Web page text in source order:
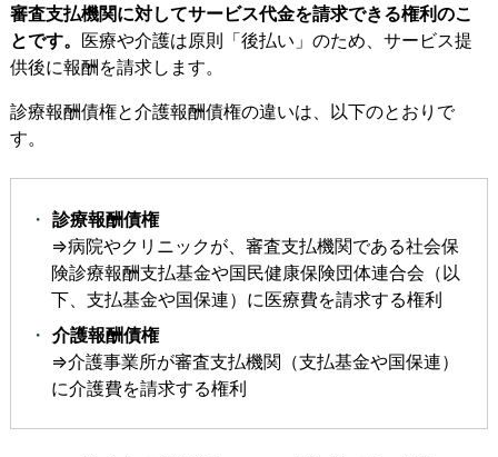
審査支払機関に対してサービス代金を請求できる権利のこ
とです。 医療や介護は原則「後払い」のため、サービス提
供後に報酬を請求します。
診療報酬債権と介護報酬債権の違いは、以下のとおりで
す。
診療報酬債権
⇒病院やクリニックが、審査支払機関である社会保
険診療報酬支払基金や国民健康保険団体連合会（以
下、支払基金や国保連）に医療費を請求する権利
介護報酬債権
⇒介護事業所が審査支払機関（支払基金や国保連）
に介護費を請求する権利